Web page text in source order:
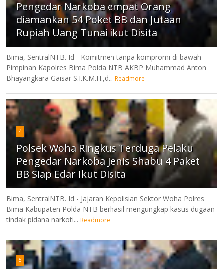
Pengedar Narkoba empat Orang
diamankan 54 Poket BB dan Jutaan
Rupiah Uang Tunai ikut Disita
Bima, SentralNTB. Id - Komitmen tanpa kompromi di bawah
Pimpinan Kapolres Bima Polda NTB AKBP Muhammad Anton
Bhayangkara Gaisar S.I.K.M.H.,d... Readmore
4
Polsek Woha Ringkus Terduga Pelaku
Pengedar Narkoba Jenis Shabu 4 Paket
BB Siap Edar Ikut Disita
Bima, SentralNTB. Id - Jajaran Kepolisian Sektor Woha Polres
Bima Kabupaten Polda NTB berhasil mengungkap kasus dugaan
tindak pidana narkoti... Readmore
5